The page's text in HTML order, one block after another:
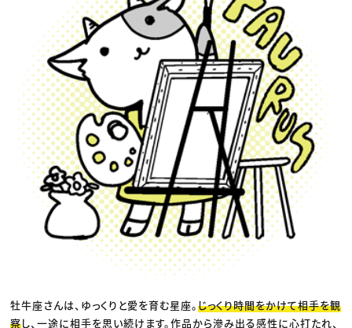
牡牛座さんは、ゆっくりと愛を育む星座。じっくり時間をかけて相手を観
察し、一途に相手を思い続けます。作品から滲み出る感性に心打たれ、